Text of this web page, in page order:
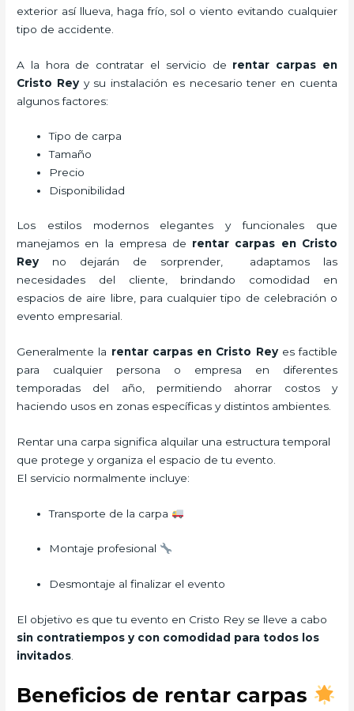
exterior así llueva, haga frío, sol o viento evitando cualquier
tipo de accidente.
A la hora de contratar el servicio de rentar carpas en
Cristo Reyy su instalación es necesario tener en cuenta
algunos factores:
Tipo de carpa
Tamaño
Precio
Disponibilidad
Los estilos modernos elegantes y funcionales que
manejamos en la empresa de rentar carpas en Cristo
Rey no dejarán de sorprender, adaptamos las
necesidades del cliente, brindando comodidad en
espacios de aire libre, para cualquier tipo de celebración o
evento empresarial.
Generalmente la rentar carpas en Cristo Reyes factible
para cualquier persona o empresa en diferentes
temporadas del año, permitiendo ahorrar costos y
haciendo usos en zonas específicas y distintos ambientes.
Rentar una carpa significa alquilar una estructura temporal
que protege y organiza el espacio de tu evento.
El servicio normalmente incluye:
Transporte de la carpa
Montaje profesional
Desmontaje al finalizar el evento
El objetivo es que tu evento en Cristo Rey se lleve a cabo
sin contratiempos y con comodidad para todos los
invitados
Beneficios de rentar carpas